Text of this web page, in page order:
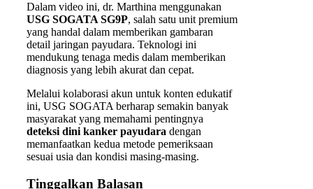
Dalam video ini, dr. Marthina menggunakan
USG SOGATA SG9P, salah satu unit premium
yang handal dalam memberikan gambaran
detail jaringan payudara. Teknologi ini
mendukung tenaga medis dalam memberikan
diagnosis yang lebih akurat dan cepat.
Melalui kolaborasi akun untuk konten edukatif
ini, USG SOGATA berharap semakin banyak
masyarakat yang memahami pentingnya
deteksi dini kanker payudara dengan
memanfaatkan kedua metode pemeriksaan
sesuai usia dan kondisi masing-masing.
Tinggalkan Balasan